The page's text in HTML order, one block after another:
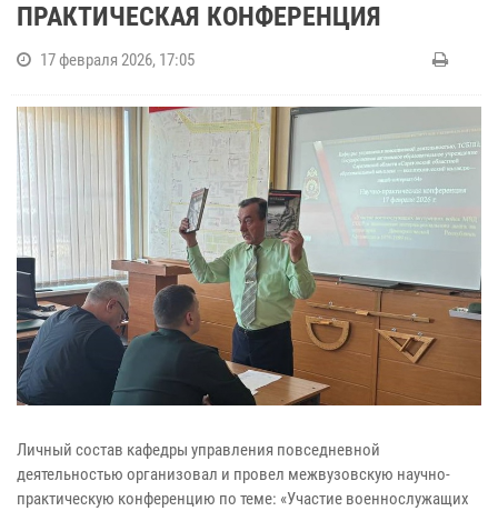
ПРАКТИЧЕСКАЯ КОНФЕРЕНЦИЯ
17 февраля 2026, 17:05
Личный состав кафедры управления повседневной
деятельностью организовал и провел межвузовскую научно-
практическую конференцию по теме: «Участие военнослужащих